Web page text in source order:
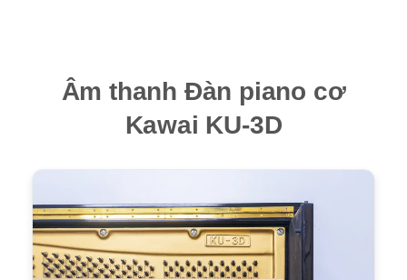
Âm thanh Đàn piano cơ
Kawai KU-3D